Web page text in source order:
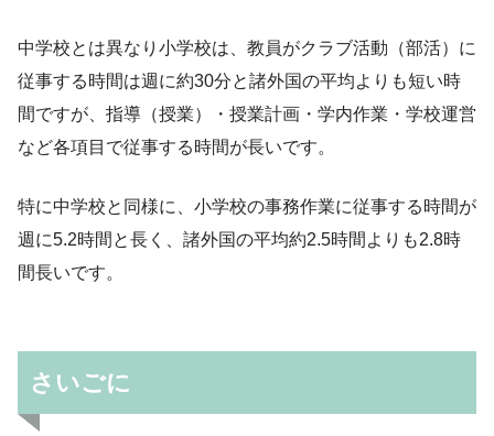
中学校とは異なり小学校は、教員がクラブ活動（部活）に
従事する時間は週に約30分と諸外国の平均よりも短い時
間ですが、指導（授業）・授業計画・学内作業・学校運営
など各項目で従事する時間が長いです。
特に中学校と同様に、小学校の事務作業に従事する時間が
週に5.2時間と長く、諸外国の平均約2.5時間よりも2.8時
間長いです。
さいごに